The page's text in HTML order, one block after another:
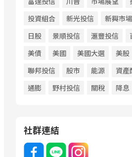
投資組合
新光投信 新興市場
日股
景順投信 滙豐投信
美債
美國 美國大選 美股
聯邦投信
股市 能源 資產
通膨
野村投信 關稅 降息
社群連結